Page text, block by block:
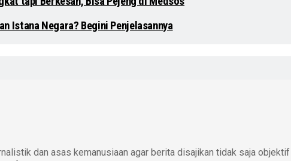
Istana Negara? Begini Penjelasannya
dan asas kemanusiaan agar berita disajikan tidak saja